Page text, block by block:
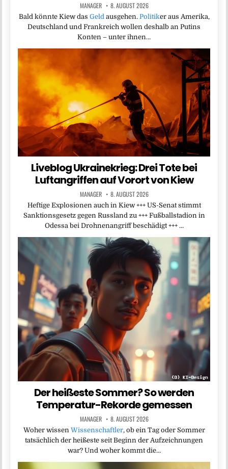
MANAGER 8. AUGUST 2026
Bald könnte Kiew das Geld ausgehen. Politiker aus Amerika,
Deutschland und Frankreich wollen deshalb an Putins
Konten – unter ihnen…
Liveblog Ukrainekrieg: Drei Tote bei
Luftangriffen auf Vorort von Kiew
MANAGER 8. AUGUST 2026
Heftige Explosionen auch in Kiew +++ US-Senat stimmt
Sanktionsgesetz gegen Russland zu +++ Fußballstadion in
Odessa bei Drohnenangriff beschädigt +++ …
Der heißeste Sommer? So werden
Temperatur-Rekorde gemessen
MANAGER 8. AUGUST 2026
Woher wissen Wissenschaftler, ob ein Tag oder Sommer
tatsächlich der heißeste seit Beginn der Aufzeichnungen
war? Und woher kommt die…